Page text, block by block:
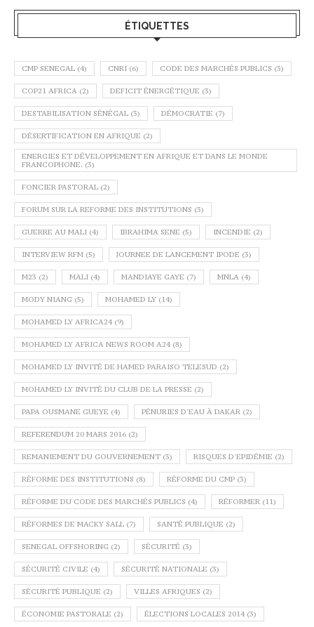
ÉTIQUETTES
CMP SENEGAL (4) CNRI (6) CODE DES MARCHÉS PUBLICS (3)
COP21 AFRICA (2) DEFICIT ÉNERGÉTIQUE (3)
DESTABILISATION SÉNÉGAL (3) DÉMOCRATIE (7)
DÉSERTIFICATION EN AFRIQUE (2)
ENERGIES ET DÉVELOPPEMENT EN AFRIQUE ET DANS LE MONDE
FRANCOPHONE. (3)
FONCIER PASTORAL (2)
FORUM SUR LA REFORME DES INSTITUTIONS (3)
GUERRE AU MALI (4) IBRAHIMA SENE (5) INCENDIE (2)
INTERVIEW RFM (5) JOURNEE DE LANCEMENT IPODE (3)
M23 (2) MALI (4) MANDIAYE GAYE (7) MNLA (4)
MODY NIANG (5) MOHAMED LY (14)
MOHAMED LY AFRICA24 (9)
MOHAMED LY AFRICA NEWS ROOM A24 (8)
MOHAMED LY INVITÉ DE HAMED PARAISO TELESUD (2)
MOHAMED LY INVITÉ DU CLUB DE LA PRESSE (2)
PAPA OUSMANE GUEYE (4) PÉNURIES D'EAU À DAKAR (2)
REFERENDUM 20 MARS 2016 (2)
REMANIEMENT DU GOUVERNEMENT (3) RISQUES D'EPIDÉMIE (2)
RÉFORME DES INSTITUTIONS (8) RÉFORME DU CMP (3)
RÉFORME DU CODE DES MARCHÉS PUBLICS (4) RÉFORMER (11)
RÉFORMES DE MACKY SALL (7) SANTÉ PUBLIQUE (2)
SENEGAL OFFSHORING (2) SÉCURITÉ (3)
SÉCURITÉ CIVILE (4) SÉCURITÉ NATIONALE (3)
SÉCURITÉ PUBLIQUE (2) VILLES AFRIQUES (2)
ÉCONOMIE PASTORALE (2) ÉLECTIONS LOCALES 2014 (3)